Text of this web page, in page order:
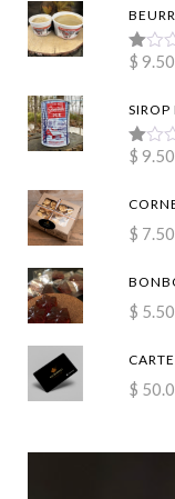
Rated
of
5
$ 9.50
Rated
of
5
$ 9.50
$ 7.50
$ 5.50
$